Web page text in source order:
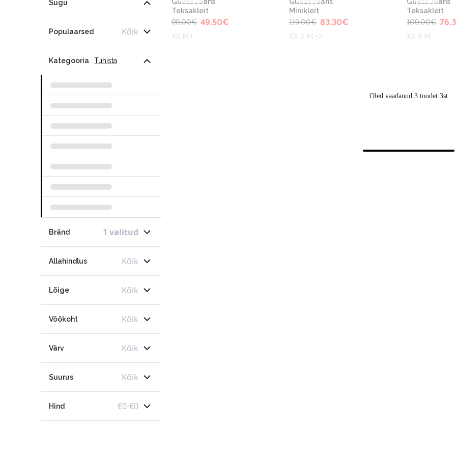
Sugu
Populaarsed Kõik
Kategooria Tühista
Bränd 1 valitud
Allahindlus Kõik
Lõige Kõik
Vöökoht Kõik
Värv Kõik
Suurus Kõik
Hind €0-€0
Teksakleit
99.00€ 49.50€
XS M L
Minikleit
119.00€ 83.30€
XS S M +2
Teksakleit
109.00€
XS S M
Oled vaadanud 3 toodet 3st